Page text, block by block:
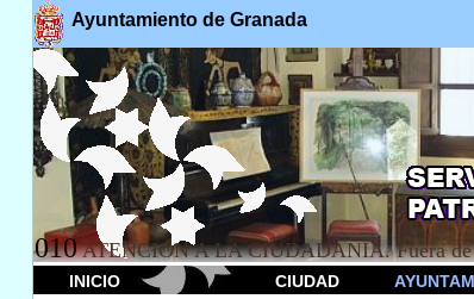
Ayuntamiento de Granada
010 ATENCION A LA CIUDADANÍA. Fuera de
INICIO CIUDAD